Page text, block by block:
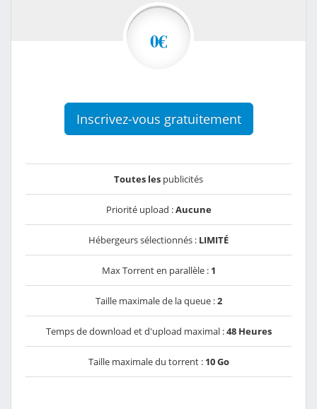
0€
Inscrivez-vous gratuitement
Toutes les publicités
Priorité upload :Aucune
Hébergeurs sélectionnés : LIMITÉ
Max Torrent en parallèle : 1
Taille maximale de la queue :2
Temps de download et d'upload maximal :48 Heures
Taille maximale du torrent : 10 Go